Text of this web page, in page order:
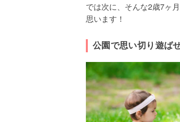
では次に、そんな2歳7ヶ
思います！
公園で思い切り遊ば